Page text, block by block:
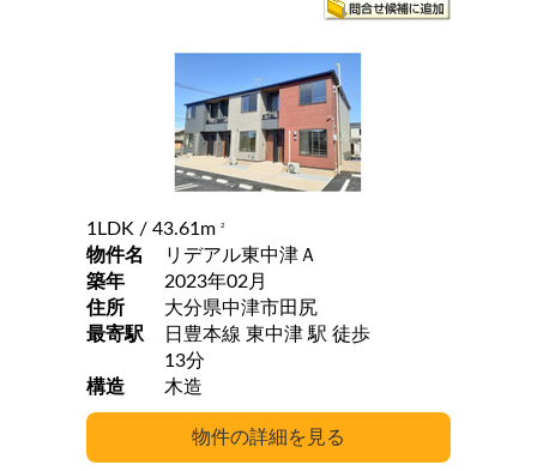
1LDK / 43.61m 2
物件名
リデアル東中津Ａ
築年
2023年02月
住所
大分県中津市田尻
最寄駅
日豊本線 東中津 駅 徒歩
13分
構造
木造